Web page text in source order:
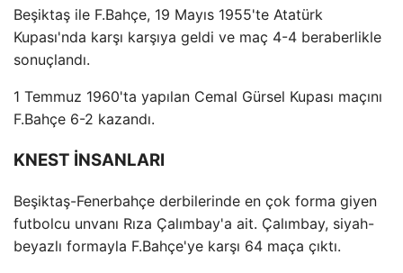
Beşiktaş ile F.Bahçe, 19 Mayıs 1955'te Atatürk
Kupası'nda karşı karşıya geldi ve maç 4-4 beraberlikle
sonuçlandı.
1 Temmuz 1960'ta yapılan Cemal Gürsel Kupası maçını
F.Bahçe 6-2 kazandı.
KNEST İNSANLARI
Beşiktaş-Fenerbahçe derbilerinde en çok forma giyen
futbolcu unvanı Rıza Çalımbay'a ait. Çalımbay, siyah-
beyazlı formayla F.Bahçe'ye karşı 64 maça çıktı.